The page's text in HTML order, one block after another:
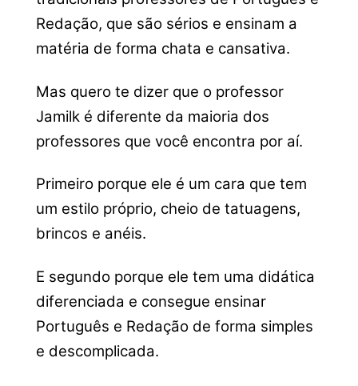
Redação, que são sérios e ensinam a
matéria de forma chata e cansativa.
Mas quero te dizer que o professor
Jamilk é diferente da maioria dos
professores que você encontra por aí.
Primeiro porque ele é um cara que tem
um estilo próprio, cheio de tatuagens,
brincos e anéis.
E segundo porque ele tem uma didática
diferenciada e consegue ensinar
Português e Redação de forma simples
e descomplicada.